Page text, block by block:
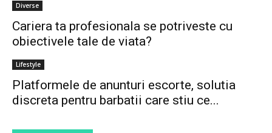
Diverse
Cariera ta profesionala se potriveste cu
obiectivele tale de viata?
Lifestyle
Platformele de anunturi escorte, solutia
discreta pentru barbatii care stiu ce...